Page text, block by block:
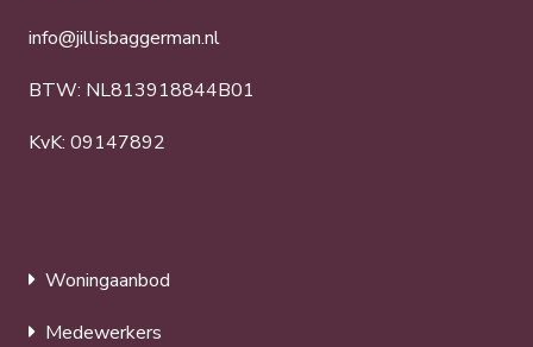
info@jillisbaggerman.nl
BTW: NL813918844B01
KvK: 09147892
Woningaanbod
Medewerkers